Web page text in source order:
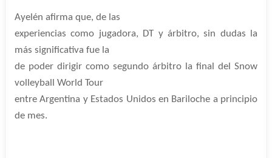
Ayelén afirma que, de las
experiencias como jugadora, DT y árbitro, sin dudas la
más significativa fue la
de poder dirigir como segundo árbitro la final del Snow
volleyball World Tour
entre Argentina y Estados Unidos en Bariloche a principio
de mes.